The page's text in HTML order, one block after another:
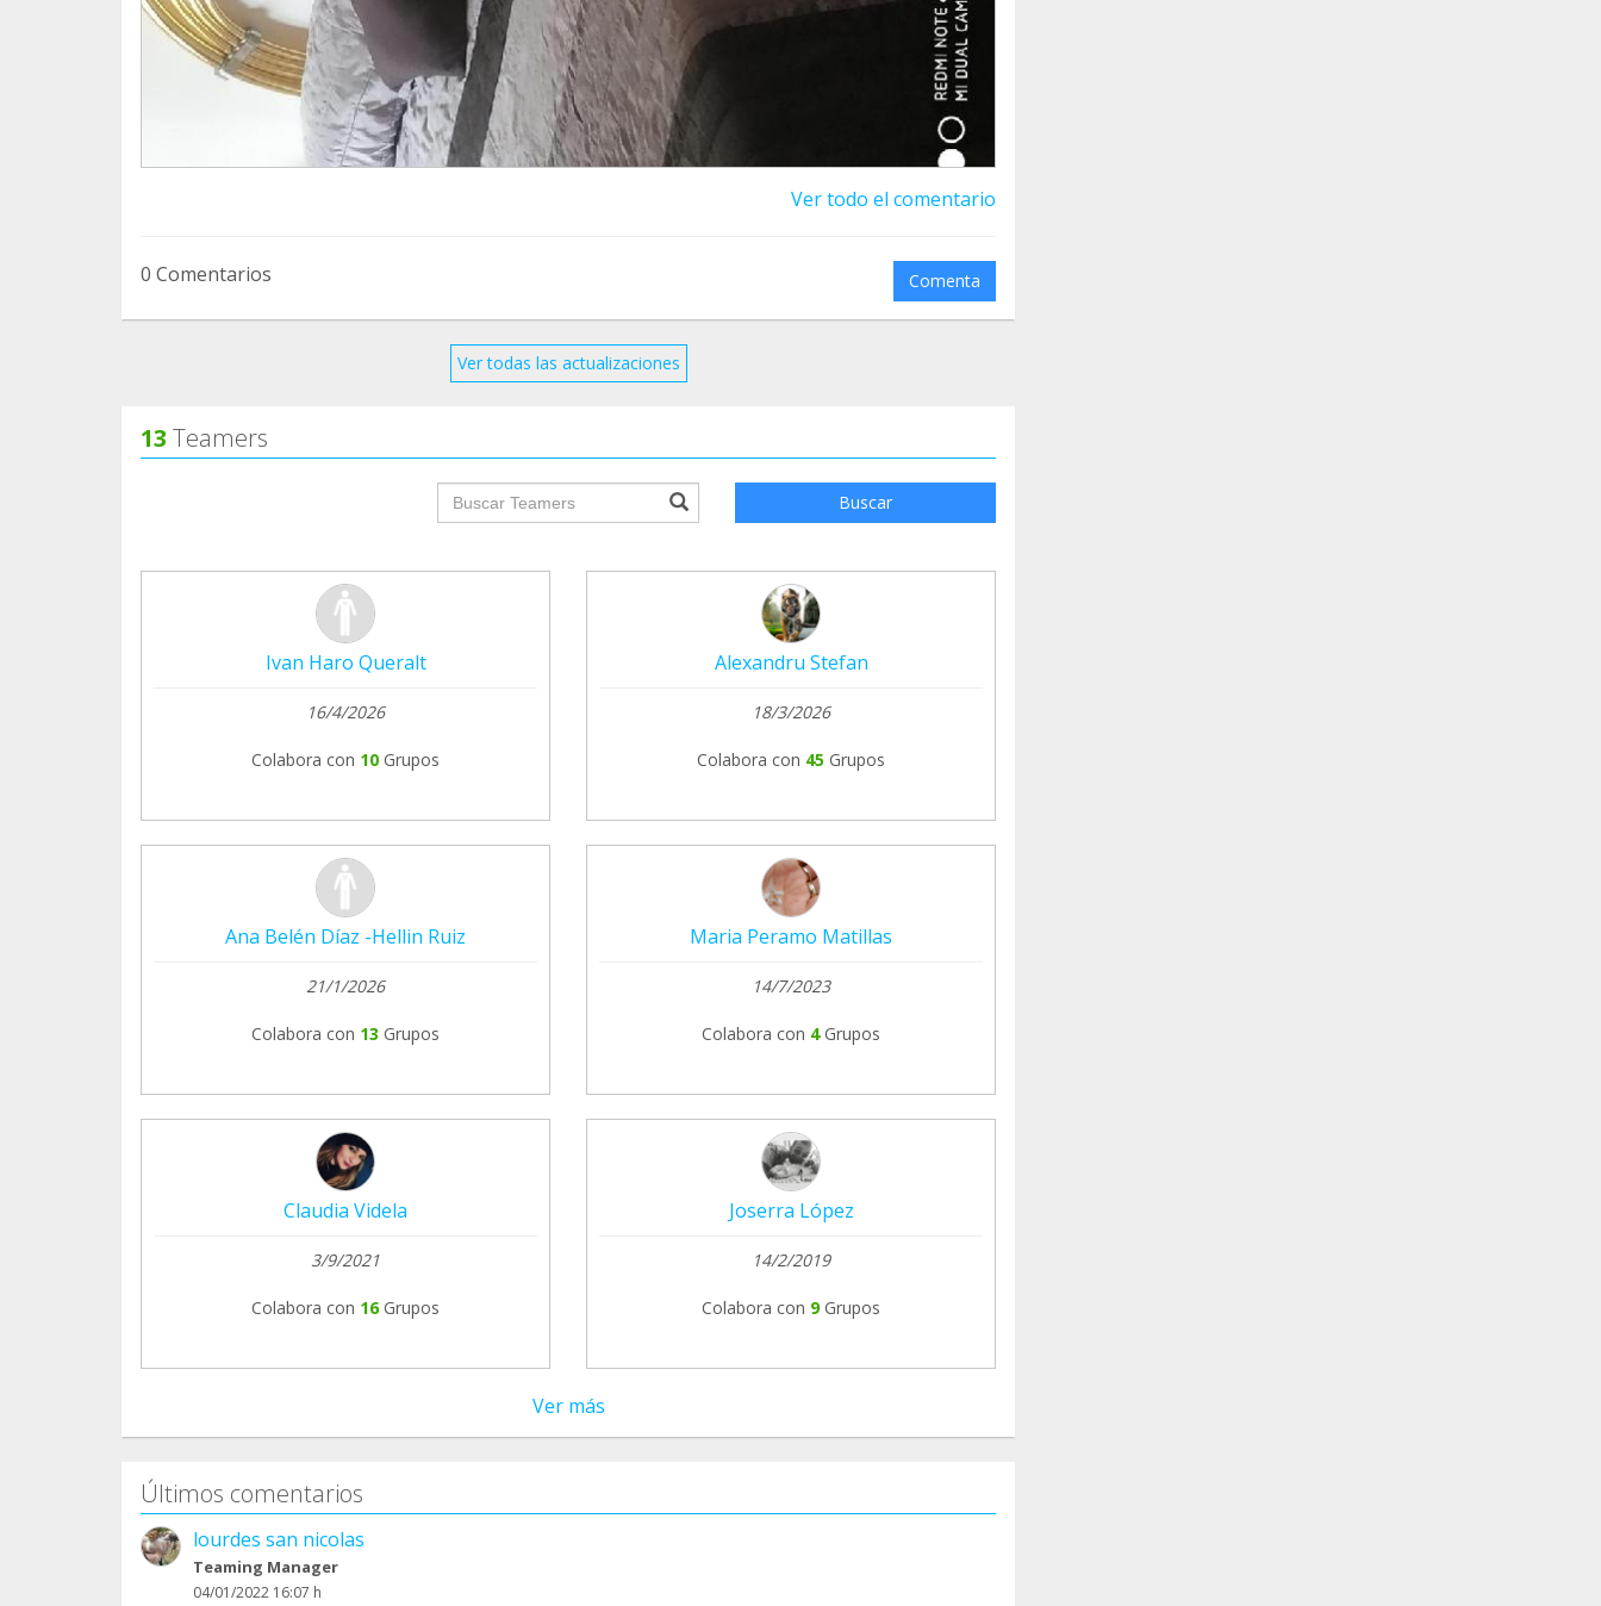
Ver todo el comentario
0 Comentarios Comenta
Ver todas las actualizaciones
13 Teamers
groupProfile.searchForm.search.text??? Buscar
Ivan Haro Queralt
16/4/2026
Colabora con 10 Grupos
Alexandru Stefan
18/3/2026
Colabora con 45 Grupos
Ana Belén Díaz -Hellin Ruiz
21/1/2026
Colabora con 13 Grupos
Maria Peramo Matillas
14/7/2023
Colabora con 4 Grupos
Claudia Videla
3/9/2021
Colabora con 16 Grupos
Joserra López
14/2/2019
Colabora con 9 Grupos
Ver más
Últimos comentarios
lourdes san nicolas
Teaming Manager
04/01/2022 16:07 h